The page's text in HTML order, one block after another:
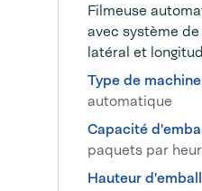
Filmeuse
avec système
latéral et
Type de
automatique
Capacité
paquets par
Hauteur